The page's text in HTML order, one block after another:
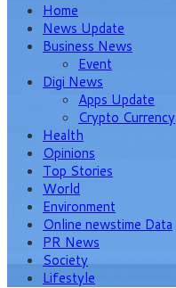
Home
News Update
Business News
Event
Digi News
Apps Update
Crypto Currency
Health
Opinions
Top Stories
World
Environment
Online newstime Data
PR News
Society
Lifestyle